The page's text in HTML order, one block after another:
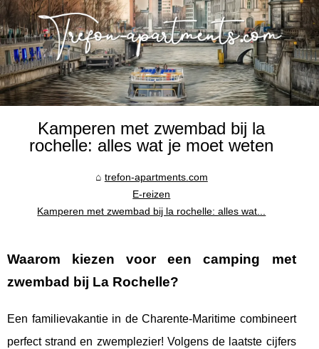
Kamperen met zwembad bij la
rochelle: alles wat je moet weten
trefon-apartments.com
E-reizen
Kamperen met zwembad bij la rochelle: alles wat...
Waarom kiezen voor eencamping met
zwembad bij La Rochelle?
Een familievakantie in de Charente-Maritime combineert
perfect strand en zwemplezier! Volgens de laatste cijfers